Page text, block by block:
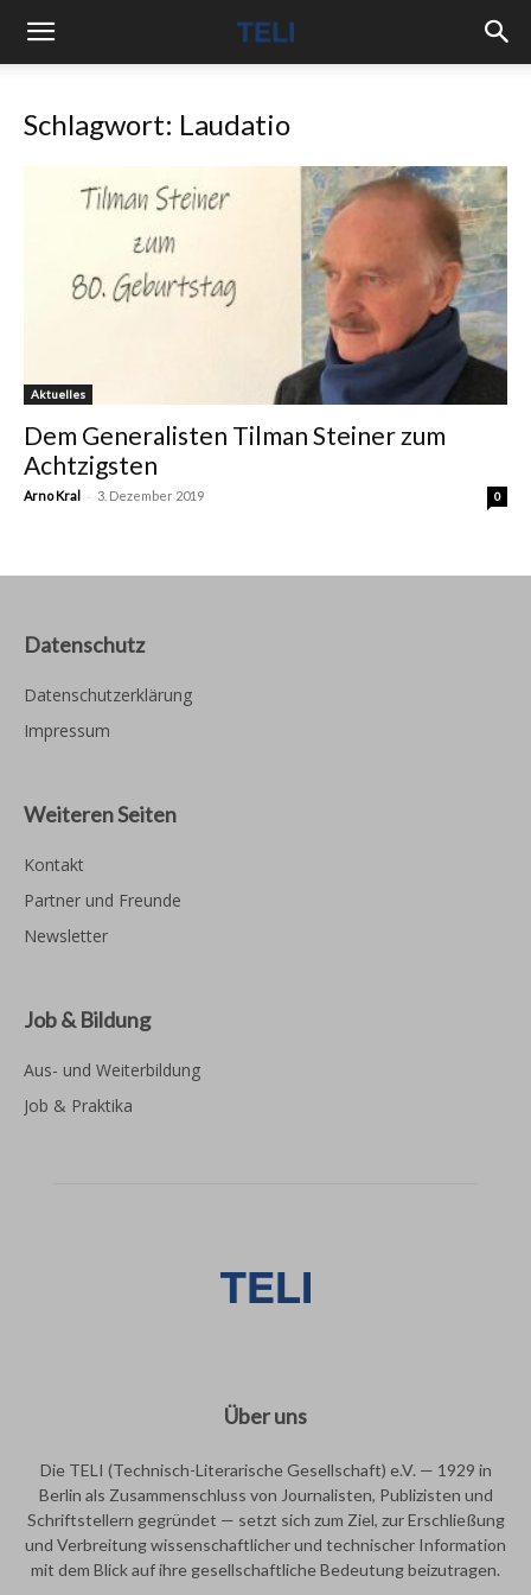
Schlagwort: Laudatio
Aktuelles
Dem Generalisten Tilman Steiner zum
Achtzigsten
Arno Kral - 3. Dezember 2019 0
Datenschutz
Datenschutzerklärung
Impressum
Weiteren Seiten
Kontakt
Partner und Freunde
Newsletter
Job & Bildung
Aus- und Weiterbildung
Job & Praktika
Über uns
Die TELI (Technisch-Literarische Gesellschaft) e.V. — 1929 in
Berlin als Zusammenschluss von Journalisten, Publizisten und
Schriftstellern gegründet — setzt sich zum Ziel, zur Erschließung
und Verbreitung wissenschaftlicher und technischer Information
mit dem Blick auf ihre gesellschaftliche Bedeutung beizutragen.